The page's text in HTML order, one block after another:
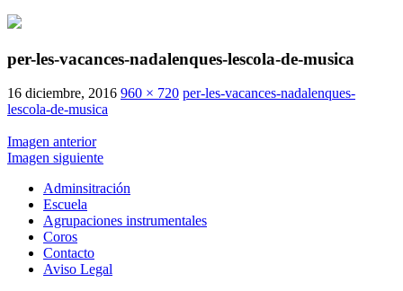
per-les-vacances-nadalenques-lescola-de-musica
16 diciembre, 2016 960 × 720 per-les-vacances-nadalenques-
lescola-de-musica
Imagen anterior
Imagen siguiente
Adminsitración
Escuela
Agrupaciones instrumentales
Coros
Contacto
Aviso Legal